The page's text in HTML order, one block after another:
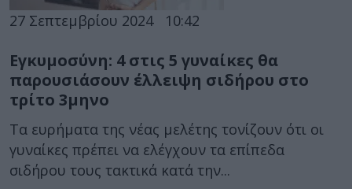
27 Σεπτεμβρίου 2024 10:42
Εγκυμοσύνη: 4 στις 5 γυναίκες θα
παρουσιάσουν έλλειψη σιδήρου στο
τρίτο 3μηνο
Τα ευρήματα της νέας μελέτης τονίζουν ότι οι
γυναίκες πρέπει να ελέγχουν τα επίπεδα
σιδήρου τους τακτικά κατά την...